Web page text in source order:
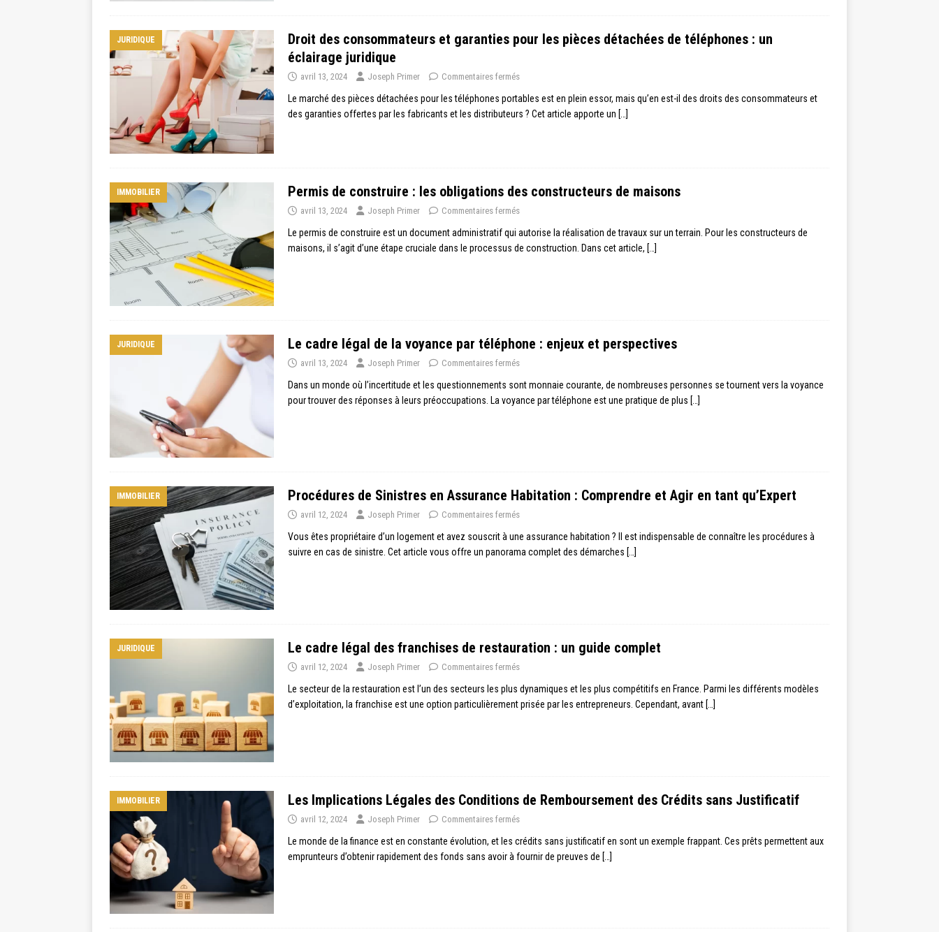
JURIDIQUE
Droit des consommateurs et garanties pour les pièces détachées de téléphones : un
éclairage juridique
avril 13, 2024 Joseph Primer Commentaires fermés
Le marché des pièces détachées pour les téléphones portables est en plein essor, mais qu’en est-il des droits des consommateurs et
des garanties offertes par les fabricants et les distributeurs ? Cet article apporte un […]
IMMOBILIER Permis de construire : les obligations des constructeurs de maisons
avril 13, 2024 Joseph Primer Commentaires fermés
Le permis de construire est un document administratif qui autorise la réalisation de travaux sur un terrain. Pour les constructeurs de
maisons, il s’agit d’une étape cruciale dans le processus de construction. Dans cet article, […]
JURIDIQUE Le cadre légal de la voyance par téléphone : enjeux et perspectives
avril 13, 2024 Joseph Primer Commentaires fermés
Dans un monde où l’incertitude et les questionnements sont monnaie courante, de nombreuses personnes se tournent vers la voyance
pour trouver des réponses à leurs préoccupations. La voyance par téléphone est une pratique de plus […]
IMMOBILIER Procédures de Sinistres en Assurance Habitation : Comprendre et Agir en tant qu’Expert
avril 12, 2024 Joseph Primer Commentaires fermés
Vous êtes propriétaire d’un logement et avez souscrit à une assurance habitation ? Il est indispensable de connaître les procédures à
suivre en cas de sinistre. Cet article vous offre un panorama complet des démarches […]
JURIDIQUE Le cadre légal des franchises de restauration : un guide complet
avril 12, 2024 Joseph Primer Commentaires fermés
Le secteur de la restauration est l’un des secteurs les plus dynamiques et les plus compétitifs en France. Parmi les différents modèles
d’exploitation, la franchise est une option particulièrement prisée par les entrepreneurs. Cependant, avant […]
IMMOBILIER Les Implications Légales des Conditions de Remboursement des Crédits sans Justificatif
avril 12, 2024 Joseph Primer Commentaires fermés
Le monde de la finance est en constante évolution, et les crédits sans justificatif en sont un exemple frappant. Ces prêts permettent aux
emprunteurs d’obtenir rapidement des fonds sans avoir à fournir de preuves de […]